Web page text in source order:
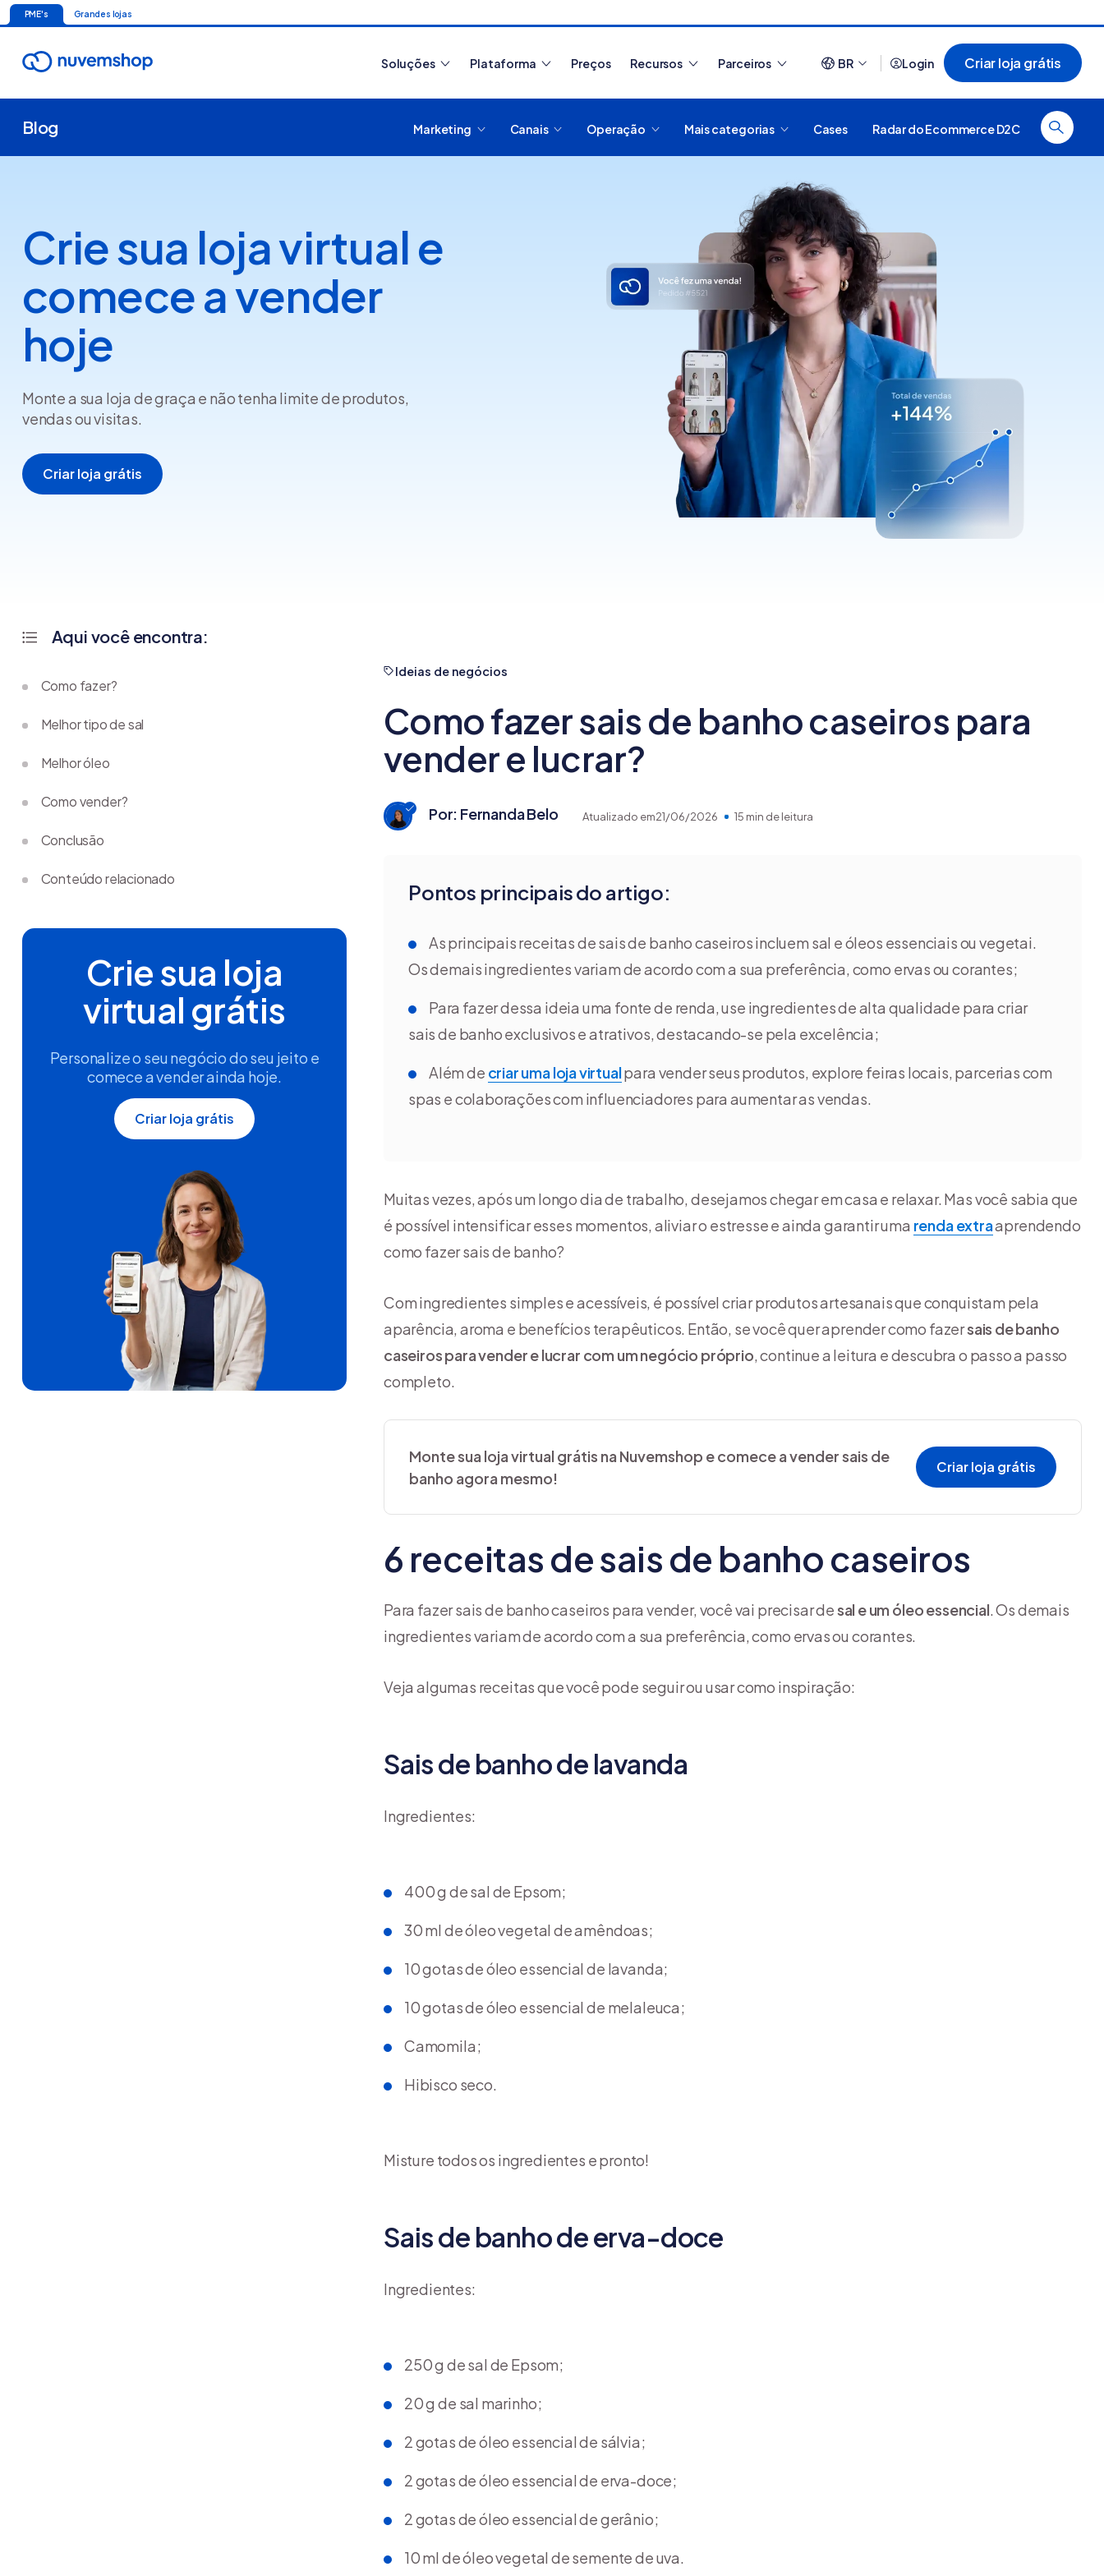
PME's Grandes lojas
Soluções Plataforma Preços Recursos
O que é plataforma
digital, como funciona e
quais são os tipos?
[guia]
44 sites que usam
Nuvemshop para te
inspirar a ter o seu
negó...
Parceiros BR Login Criar loja grátis
Blog Marketing Canais Operação Mais categorias Cases Radar do Ecommerce D2C
Ideias de negócios
Como fazer sais de banho caseiros para
vender e lucrar?
Por: Fernanda Belo Atualizado em21/06/2026 15 min de leitura
Crie sua loja virtual e
comece a vender
hoje
Monte a sua loja de graça e não tenha limite de produtos,
vendas ou visitas.
Criar loja grátis
Pontos principais do artigo:
As principais receitas de sais de banho caseiros incluem sal e óleos essenciais ou vegetai.
Os demais ingredientes variam de acordo com a sua preferência, como ervas ou corantes;
Para fazer dessa ideia uma fonte de renda, use ingredientes de alta qualidade para criar
sais de banho exclusivos e atrativos, destacando-se pela excelência;
Além de criar uma loja virtualpara vender seus produtos, explore feiras locais, parcerias com
spas e colaborações com influenciadores para aumentar as vendas.
Muitas vezes, após um longo dia de trabalho, desejamos chegar em casa e relaxar. Mas você sabia que
é possível intensificar esses momentos, aliviar o estresse e ainda garantir uma renda extraaprendendo
como fazer sais de banho?
Com ingredientes simples e acessíveis, é possível criar produtos artesanais que conquistam pela
aparência, aroma e benefícios terapêuticos. Então, se você quer aprender como fazersais de banho
caseiros para vendere lucrar com um negócio próprio, continue a leitura e descubra o passo a passo
completo.
Monte sua loja virtual grátis na Nuvemshop e comece a vender sais de
banho agora mesmo!
Criar loja grátis
6 receitas de sais de banho caseiros
Para fazer sais de banho caseiros para vender, você vai precisar desal e um óleo essencial. Os demais
ingredientes variam de acordo com a sua preferência, como ervas ou corantes.
Veja algumas receitas que você pode seguir ou usar como inspiração:
Sais de banho de lavanda
Ingredientes:
400 g de sal de Epsom;
30 ml de óleo vegetal de amêndoas;
10 gotas de óleo essencial de lavanda;
10 gotas de óleo essencial de melaleuca;
Camomila;
Hibisco seco.
Misture todos os ingredientes e pronto!
Sais de banho de erva-doce
Ingredientes:
250 g de sal de Epsom;
20 g de sal marinho;
2 gotas de óleo essencial de sálvia;
2 gotas de óleo essencial de erva-doce;
2 gotas de óleo essencial de gerânio;
10 ml de óleo vegetal de semente de uva.
Aqui você encontra:
Como fazer?
Melhor tipo de sal
Melhor óleo
Como vender?
Conclusão
Conteúdo relacionado
Crie sua loja
virtual grátis
Personalize o seu negócio do seu jeito e
comece a vender ainda hoje.
Criar loja grátis